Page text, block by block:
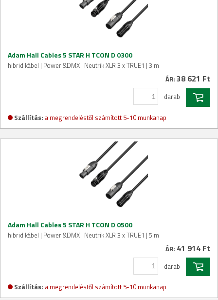
Adam Hall Cables 5 STAR H TCON D 0300
hibrid kábel | Power &DMX | Neutrik XLR 3 x TRUE1 | 3 m
ÁR: 38 621 Ft
darab
Szállítás: a megrendeléstől számított 5-10 munkanap
Adam Hall Cables 5 STAR H TCON D 0500
hibrid kábel | Power &DMX | Neutrik XLR 3 x TRUE1 | 5 m
ÁR: 41 914 Ft
darab
Szállítás: a megrendeléstől számított 5-10 munkanap